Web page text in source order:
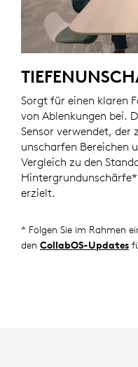
Sorgt für einen klaren
von Ablenkungen bei.
Sensor verwendet, der
unscharfen Bereichen
Vergleich zu den
erzielt.
* Folgen Sie im Rahmen
den CollabOS-Updates